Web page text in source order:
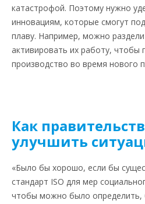
катастрофой. Поэтому нужно
инновациям, которые смогут
плаву. Например, можно
активировать их работу, чтобы
производство во время нового
Как
улучшить
«Было бы хорошо, если бы
стандарт ISO для мер
чтобы можно было определить,